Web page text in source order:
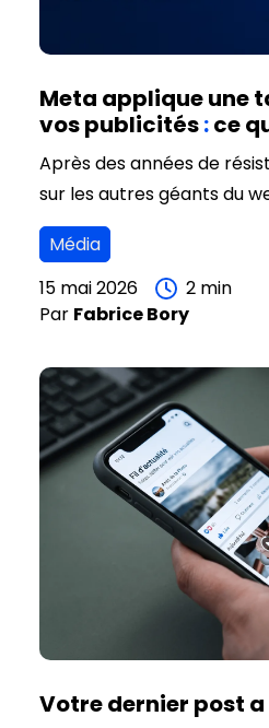
Meta applique une
vos publicités:ce
Après des années de
sur les autres géants du
juillet 2026, des "frais de
seront appliqués sur
diffusées en France sur
Messenger et WhatsApp.
Média
15 mai 2026
2 min
Par FabriceBory
Votre dernier post